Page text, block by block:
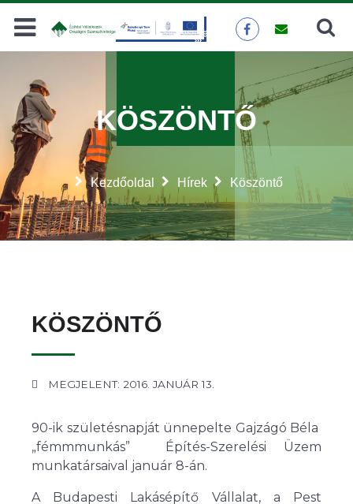
Keresés
Kezdőoldal Hírek Köszöntő
KÖSZÖNTŐ
KÖSZÖNTŐ
MEGJELENT: 2016. JANUÁR 13.
90-ik születésnapját ünnepelte Gajzágó Béla
„fémmmunkás” Építés-Szerelési Üzem
munkatársaival január 8-án.
A Budapesti Lakásépítő Vállalat, a Pest